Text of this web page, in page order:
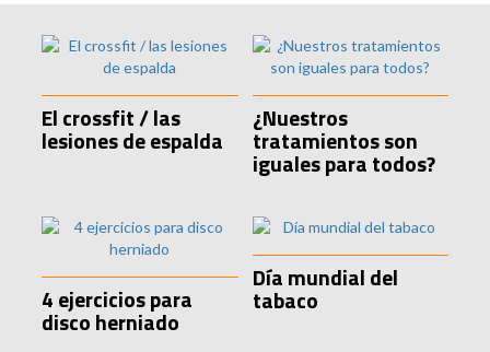
El crossfit / las
lesiones de espalda
¿Nuestros
tratamientos son
iguales para todos?
4 ejercicios para
disco herniado
Día mundial del
tabaco